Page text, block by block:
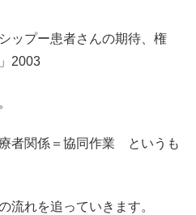
ップー患者さんの期待、権
2003
者関係＝協同作業 というも
流れを追っていきます。